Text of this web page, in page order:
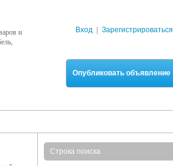
и
Вход Зарегистрироваться
Опубликовать объявление
Строка поиска